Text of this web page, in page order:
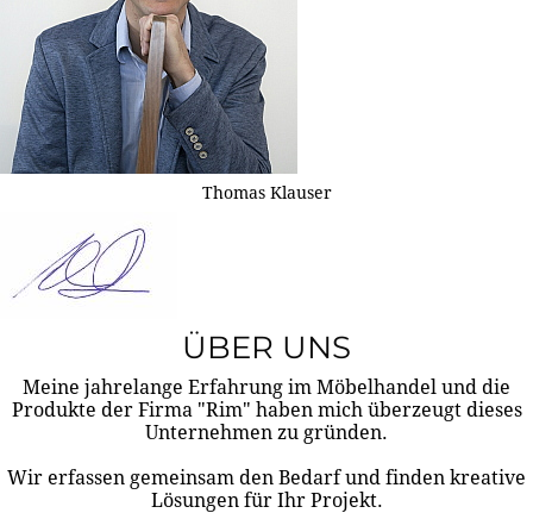
Thomas Klauser
ÜBER UNS
Meine jahrelange Erfahrung im Möbelhandel und die
Produkte der Firma "Rim" haben mich überzeugt dieses
Unternehmen zu gründen.
Wir erfassen gemeinsam den Bedarf und finden kreative
Lösungen für Ihr Projekt.